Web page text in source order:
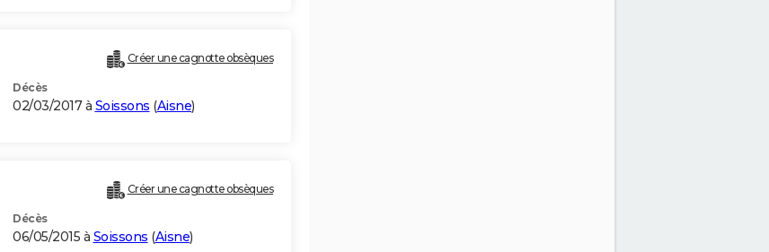
Créer une cagnotte obsèques
Décès
02/03/2017 à Soissons (Aisne)
Créer une cagnotte obsèques
Décès
06/05/2015 à Soissons (Aisne)